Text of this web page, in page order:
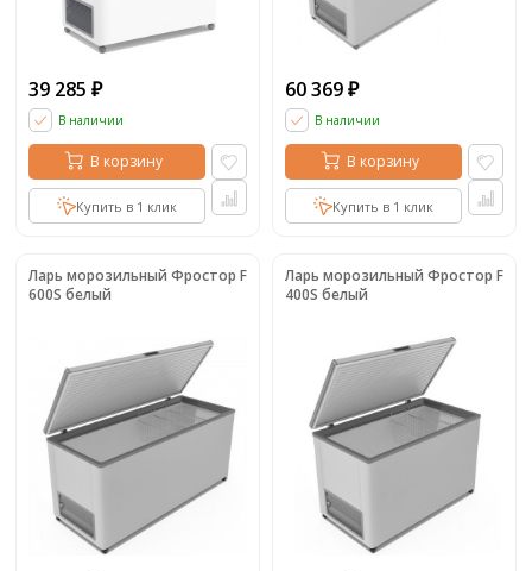
39 285 ₽
В наличии
В корзину
Купить в 1 клик
60 369 ₽
В наличии
В корзину
Купить в 1 клик
Ларь морозильный Фростор F
600S белый
Ларь морозильный Фростор F
400S белый